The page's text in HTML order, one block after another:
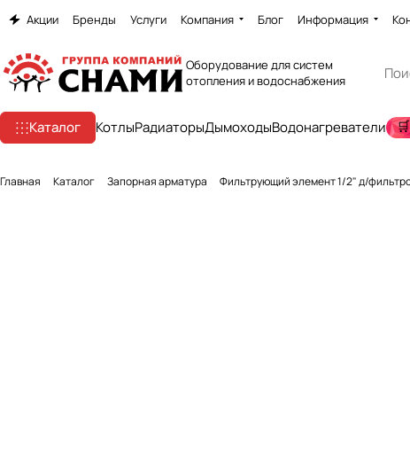
Акции Бренды Услуги Компания Блог Информация
Оборудование для систем
отопления и водоснабжения
Каталог КотлыРадиаторыДымоходыВодонагреватели
Главная Каталог Запорная арматура Фильтрующий